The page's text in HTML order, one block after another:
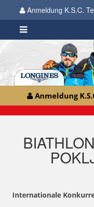
Anmeldung K.S.C.
Anmeldung
Internationale